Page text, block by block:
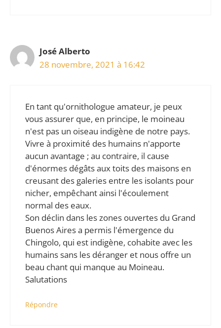
José Alberto
28 novembre, 2021 à 16:42
En tant qu'ornithologue amateur, je peux
vous assurer que, en principe, le moineau
n'est pas un oiseau indigène de notre pays.
Vivre à proximité des humains n'apporte
aucun avantage ; au contraire, il cause
d'énormes dégâts aux toits des maisons en
creusant des galeries entre les isolants pour
nicher, empêchant ainsi l'écoulement
normal des eaux.
Son déclin dans les zones ouvertes du Grand
Buenos Aires a permis l'émergence du
Chingolo, qui est indigène, cohabite avec les
humains sans les déranger et nous offre un
beau chant qui manque au Moineau.
Salutations
Répondre